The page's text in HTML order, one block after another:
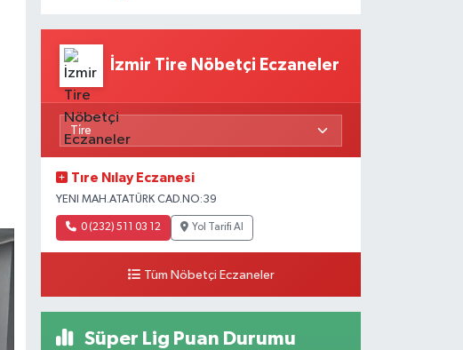
İzmir Tire Nöbetçi Eczaneler
Tıre Nılay Eczanesi
YENI MAH.ATATÜRK CAD.NO:39
0 (232) 511 03 12 Yol Tarifi Al
Tüm Nöbetçi Eczaneler
Süper Lig Puan Durumu